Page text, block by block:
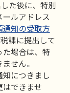
た後に、特別
ルアドレス
通知の受取方
課に提出して
た場合は、特
せん。
につきまし
はできませ